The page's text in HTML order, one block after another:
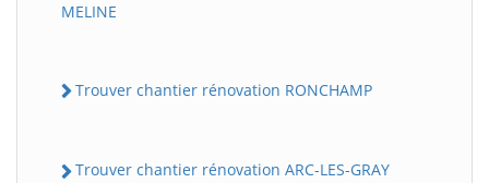
MELINE
Trouver chantier rénovation RONCHAMP
Trouver chantier rénovation ARC-LES-GRAY